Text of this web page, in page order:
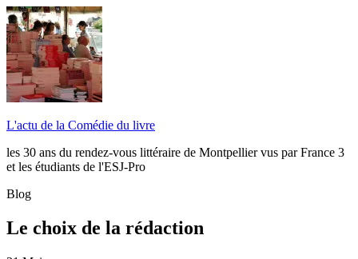
L'actu de la Comédie du livre
les 30 ans du rendez-vous littéraire de Montpellier vus par France 3
et les étudiants de l'ESJ-Pro
Blog
Le choix de la rédaction